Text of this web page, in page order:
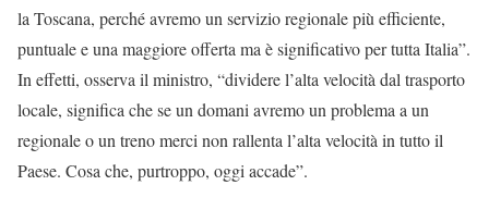
la Toscana, perché avremo un servizio regionale più efficiente,
puntuale e una maggiore offerta ma è significativo per tutta Italia”.
In effetti, osserva il ministro, “dividere l’alta velocità dal trasporto
locale, significa che se un domani avremo un problema a un
regionale o un treno merci non rallenta l’alta velocità in tutto il
Paese. Cosa che, purtroppo, oggi accade”.